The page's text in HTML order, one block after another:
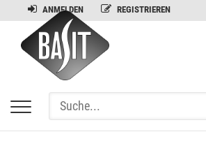
ANMELDEN REGISTRIEREN